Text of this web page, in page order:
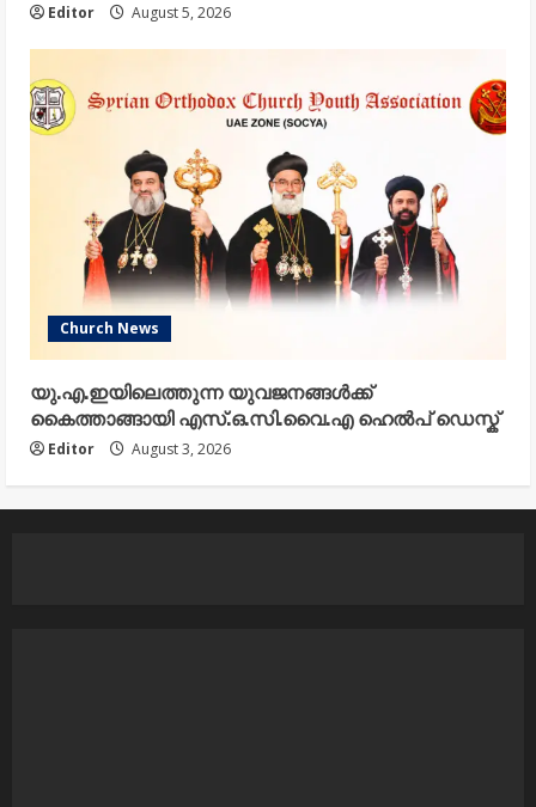
Editor August 5, 2026
Church News
യു.എ.ഇയിലെത്തുന്ന യുവജനങ്ങൾക്ക്
കൈത്താങ്ങായി എസ്.ഒ.സി.വൈ.എ ഹെൽപ് ഡെസ്ക്
Editor August 3, 2026